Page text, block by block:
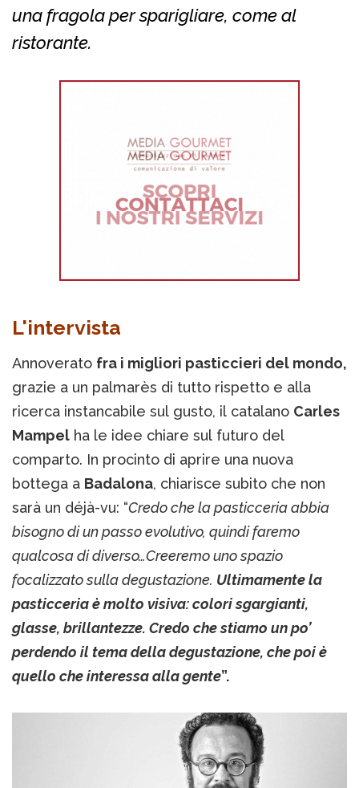
una fragola per sparigliare, come al
ristorante.
L'intervista
Annoverato fra i migliori pasticcieri del mondo,
grazie a un palmarès di tutto rispetto e alla
ricerca instancabile sul gusto, il catalano Carles
Mampel ha le idee chiare sul futuro del
comparto. In procinto di aprire una nuova
bottega a Badalona, chiarisce subito che non
sarà un déjà-vu: “Credo che la pasticceria abbia
bisogno di un passo evolutivo, quindi faremo
qualcosa di diverso…Creeremo uno spazio
focalizzato sulla degustazione. Ultimamente la
pasticceria è molto visiva: colori sgargianti,
glasse, brillantezze. Credo che stiamo un po’
perdendo il tema della degustazione, che poi è
quello che interessa alla gente”.